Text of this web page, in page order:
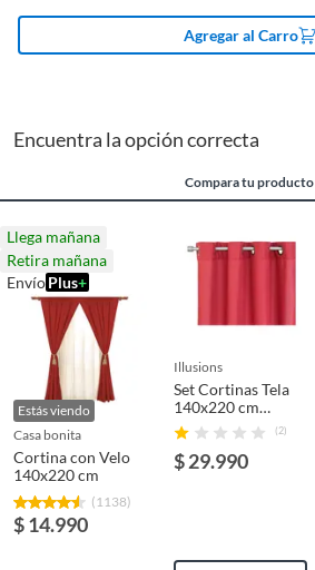
220 cm
Semiopaca
Agregar al Carro
Encuentra la opción correcta
Compara tu producto
Llega mañana
Retira mañana
EnvíoPlus+
Estás viendo
casa bonita
Cortina con Velo
140x220 cm
(1138)
$ 14.990
illusions
Set Cortinas Tela
140x220 cm
Terracota
(2)
$ 29.990